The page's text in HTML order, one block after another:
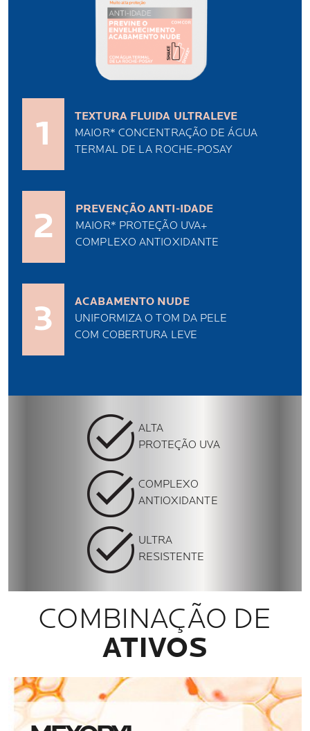
1
TEXTURA FLUIDA ULTRALEVE
MAIOR* CONCENTRAÇÃO DE ÁGUA
TERMAL DE LA ROCHE-POSAY
2
PREVENÇÃO ANTI-IDADE
MAIOR* PROTEÇÃO UVA+
COMPLEXO ANTIOXIDANTE
3
ACABAMENTO NUDE
UNIFORMIZA O TOM DA PELE
COM COBERTURA LEVE
ALTA
PROTEÇÃO UVA
COMPLEXO
ANTIOXIDANTE
ULTRA
RESISTENTE
COMBINAÇÃO DE
ATIVOS